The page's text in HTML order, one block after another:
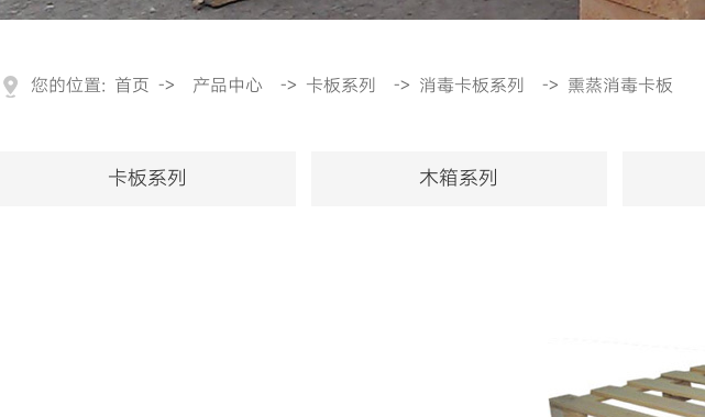
您的位置: 首页 -> 产品中心 -> 卡板系列 -> 消毒卡板系列 -> 熏蒸消毒卡板
卡板系列 木箱系列